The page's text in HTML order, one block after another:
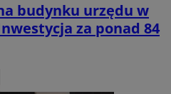
budynku urzędu w
za ponad 84